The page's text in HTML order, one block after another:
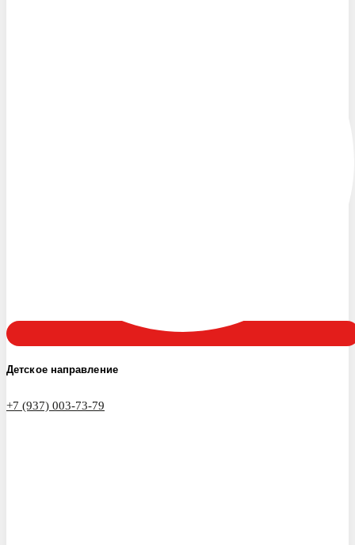
Детское направление
+7 (937) 003-73-79